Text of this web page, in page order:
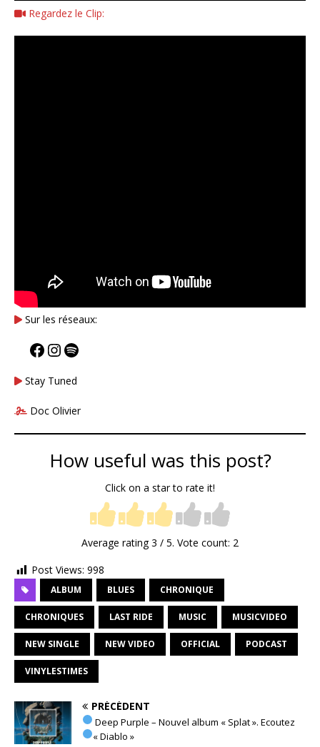
Regardez le Clip:
Sur les réseaux:
Stay Tuned
Doc Olivier
How useful was this post?
Click on a star to rate it!
Average rating3 / 5. Vote count: 2
Post Views: 998
ALBUM BLUES CHRONIQUE
CHRONIQUES LAST RIDE MUSIC MUSICVIDEO
NEW SINGLE NEW VIDEO OFFICIAL PODCAST
VINYLESTIMES
PRÉCÉDENT
Deep Purple – Nouvel album « Splat ». Ecoutez
« Diablo »